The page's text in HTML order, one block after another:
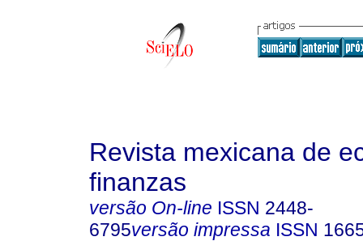
Revista mexicana de
finanzas
versão On-line ISSN 2448-
6795versão impressa ISSN